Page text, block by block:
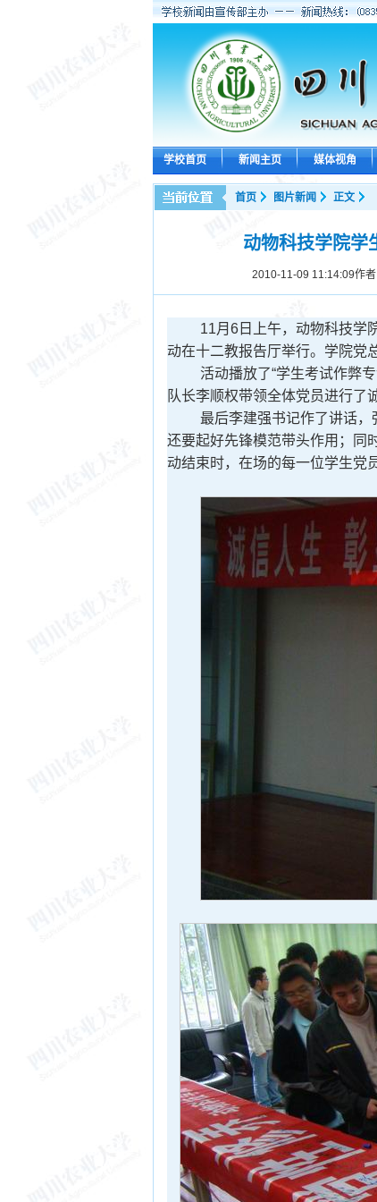
学校首页 新闻主页 媒体视角
首页 图片新闻 正文
动物科技学院学
2010-11-09 11:14:09作
11月6日上午，动物科技学
动在十二教报告厅举行。学院党
活动播放了“学生考试作弊
队长李顺权带领全体党员进行了
最后李建强书记作了讲话，
还要起好先锋模范带头作用；同
动结束时，在场的每一位学生党